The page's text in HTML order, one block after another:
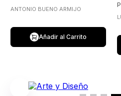
ANTONIO BUENO ARMIJO
Añadir al Carrito